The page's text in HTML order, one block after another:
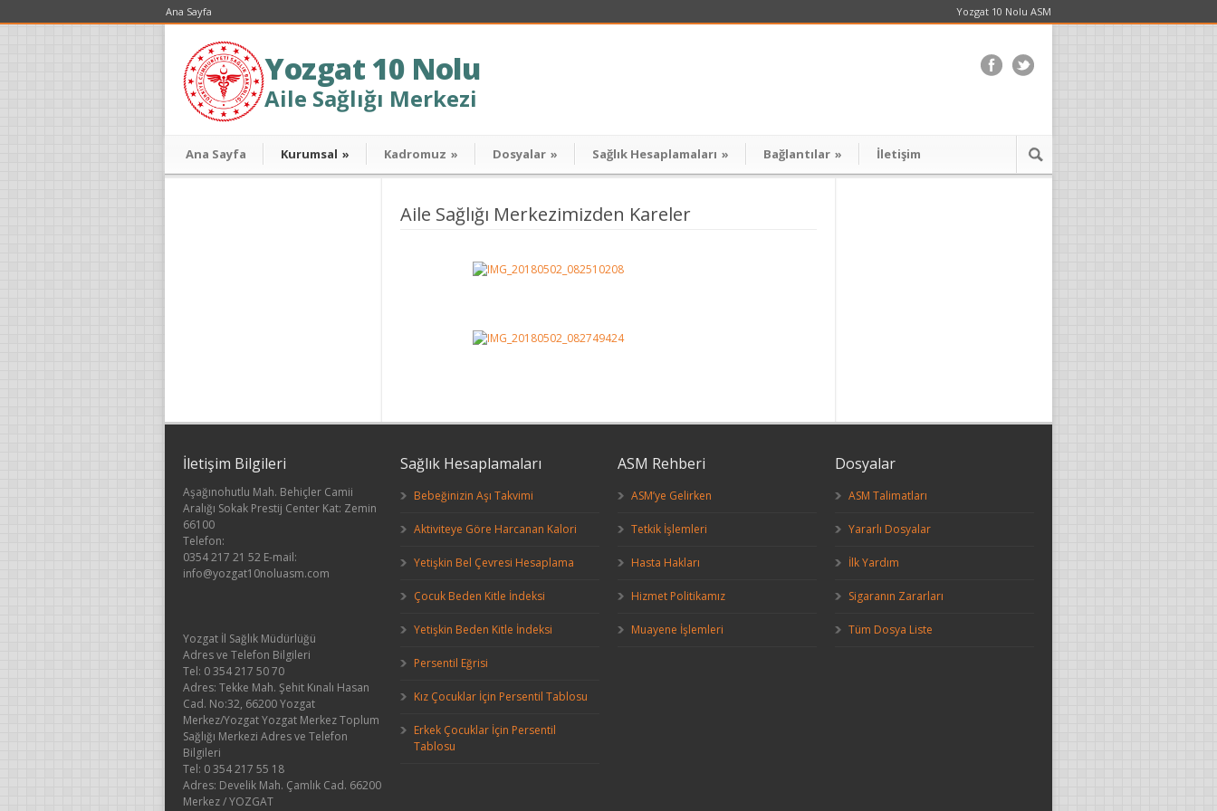
Ana Sayfa Yozgat 10 Nolu ASM
Yozgat 10 Nolu
Aile Sağlığı Merkezi
Ana Sayfa Kurumsal » Kadromuz » Dosyalar » Sağlık Hesaplamaları » Bağlantılar » İletişim
Aile Sağlığı Merkezimizden Kareler
İletişim Bilgileri
Aşağınohutlu Mah. Behiçler Camii
Aralığı Sokak Prestij Center Kat: Zemin
66100
Telefon:
0354 217 21 52 E-mail:
info@yozgat10noluasm.com
Yozgat İl Sağlık Müdürlüğü
Adres ve Telefon Bilgileri
Tel: 0 354 217 50 70
Adres: Tekke Mah. Şehit Kınalı Hasan
Cad. No:32, 66200 Yozgat
Merkez/Yozgat Yozgat Merkez Toplum
Sağlığı Merkezi Adres ve Telefon
Bilgileri
Tel: 0 354 217 55 18
Adres: Develik Mah. Çamlık Cad. 66200
Merkez / YOZGAT
Sağlık Hesaplamaları
Bebeğinizin Aşı Takvimi
Aktiviteye Göre Harcanan Kalori
Yetişkin Bel Çevresi Hesaplama
Çocuk Beden Kitle İndeksi
Yetişkin Beden Kitle İndeksi
Persentil Eğrisi
Kız Çocuklar İçin Persentil Tablosu
Erkek Çocuklar İçin Persentil
Tablosu
ASM Rehberi
ASM’ye Gelirken
Tetkik İşlemleri
Hasta Hakları
Hizmet Politikamız
Muayene İşlemleri
Dosyalar
ASM Talimatları
Yararlı Dosyalar
İlk Yardım
Sigaranın Zararları
Tüm Dosya Liste